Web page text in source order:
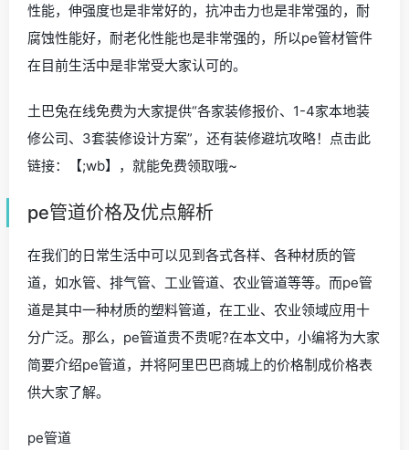
性能，伸强度也是非常好的，抗冲击力也是非常强的，耐
腐蚀性能好，耐老化性能也是非常强的，所以pe管材管件
在目前生活中是非常受大家认可的。
土巴兔在线免费为大家提供“各家装修报价、1-4家本地装
修公司、3套装修设计方案”，还有装修避坑攻略！点击此
链接：【;wb】，就能免费领取哦~
pe管道价格及优点解析
在我们的日常生活中可以见到各式各样、各种材质的管
道，如水管、排气管、工业管道、农业管道等等。而pe管
道是其中一种材质的塑料管道，在工业、农业领域应用十
分广泛。那么，pe管道贵不贵呢?在本文中，小编将为大家
简要介绍pe管道，并将阿里巴巴商城上的价格制成价格表
供大家了解。
pe管道